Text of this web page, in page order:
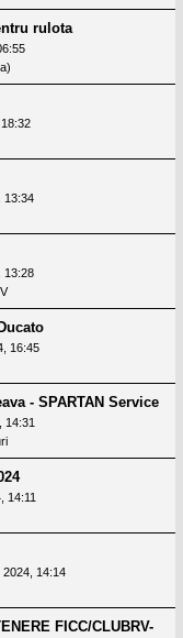
rulota
13:34
13:28
16:45
- SPARTAN Service
14:31
14:11
2024, 14:14
FICC/CLUBRV-